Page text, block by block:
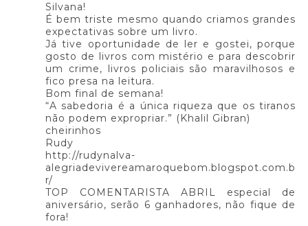
Silvana!
É bem triste mesmo quando criamos grandes
expectativas sobre um livro.
Já tive oportunidade de ler e gostei, porque
gosto de livros com mistério e para descobrir
um crime, livros policiais são maravilhosos e
fico presa na leitura.
Bom final de semana!
“A sabedoria é a única riqueza que os tiranos
não podem expropriar.” (Khalil Gibran)
cheirinhos
Rudy
http://rudynalva-
alegriadevivereamaroquebom.blogspot.com.b
r/
TOP COMENTARISTA ABRIL especial de
aniversário, serão 6 ganhadores, não fique de
fora!